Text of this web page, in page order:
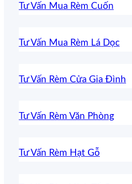
Tư Vấn Mua Rèm Cuốn
Tư Vấn Mua Rèm Lá Dọc
Tư Vấn Rèm Cửa Gia Đình
Tư Vấn Rèm Văn Phòng
Tư Vấn Rèm Hạt Gỗ